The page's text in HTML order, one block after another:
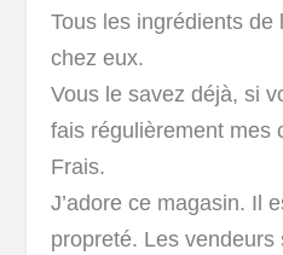
Tous les ingrédients
chez eux.
Vous le savez déjà, si
fais régulièrement mes
Frais.
J’adore ce magasin. Il
propreté. Les